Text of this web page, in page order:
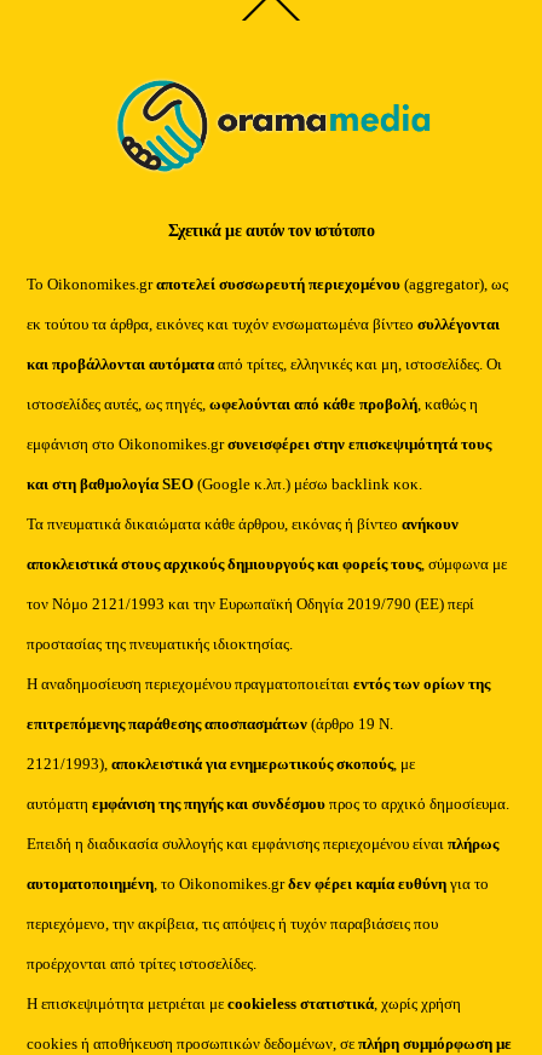
Back
To
Σχετικά με αυτόν τον ιστότοπο
Το Oikonomikes.grαποτελεί συσσωρευτή περιεχομένου (aggregator), ως
εκ τούτου τα άρθρα, εικόνες και τυχόν ενσωματωμένα βίντεοσυλλέγονται
και προβάλλονται αυτόματααπό τρίτες, ελληνικές και μη, ιστοσελίδες. Οι
ιστοσελίδες αυτές, ως πηγές,ωφελούνται από κάθε προβολή, καθώς η
εμφάνιση στο Oikonomikes.grσυνεισφέρει στην επισκεψιμότητά τους
και στη βαθμολογία SEO (Google κ.λπ.) μέσω backlink κοκ.
Τα πνευματικά δικαιώματα κάθε άρθρου, εικόνας ή βίντεοανήκουν
αποκλειστικά στους αρχικούς δημιουργούς και φορείς τους, σύμφωνα με
τον Νόμο 2121/1993 και την Ευρωπαϊκή Οδηγία 2019/790 (ΕΕ) περί
προστασίας της πνευματικής ιδιοκτησίας.
Η αναδημοσίευση περιεχομένου πραγματοποιείταιεντός των ορίων της
επιτρεπόμενης παράθεσης αποσπασμάτων (άρθρο 19 Ν.
2121/1993), αποκλειστικά για ενημερωτικούς σκοπούς, με
αυτόματηεμφάνιση της πηγής και συνδέσμου προς το αρχικό δημοσίευμα.
Επειδή η διαδικασία συλλογής και εμφάνισης περιεχομένου είναιπλήρως
αυτοματοποιημένη, το Oikonomikes.grδεν φέρει καμία ευθύνη για το
περιεχόμενο, την ακρίβεια, τις απόψεις ή τυχόν παραβιάσεις που
προέρχονται από τρίτες ιστοσελίδες.
Η επισκεψιμότητα μετριέται μεcookieless στατιστικά, χωρίς χρήση
cookies ή αποθήκευση προσωπικών δεδομένων, σεπλήρη συμμόρφωση με